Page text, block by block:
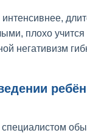
плохо
негативизм